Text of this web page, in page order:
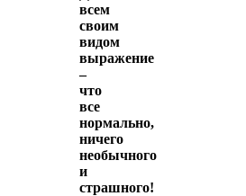
всем
своим
видом
выражение
–
что
все
нормально,
ничего
необычного
и
страшного!